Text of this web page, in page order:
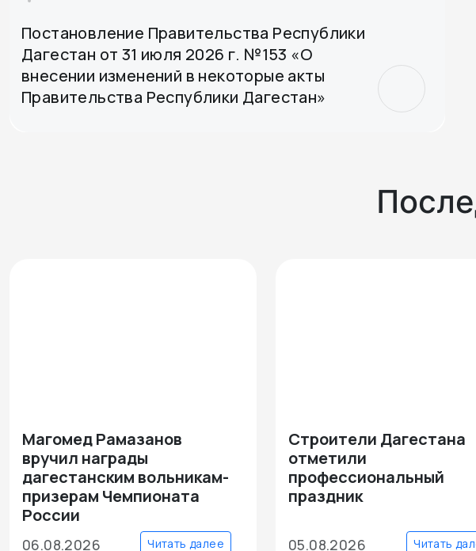
Постановление Правительства Республики
Дагестан от 31 июля 2026 г. №153 «О
внесении изменений в некоторые акты
Правительства Республики Дагестан»
Магомед Рамазанов
вручил награды
дагестанским вольникам-
призерам Чемпионата
России
06.08.2026 Читать далее
Строители Дагестана
отметили
профессиональный
праздник
05.08.2026 Читать